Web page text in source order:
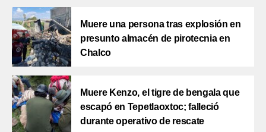
Muere una persona tras explosión en
presunto almacén de pirotecnia en
Chalco
Muere Kenzo, el tigre de bengala que
escapó en Tepetlaoxtoc; falleció
durante operativo de rescate